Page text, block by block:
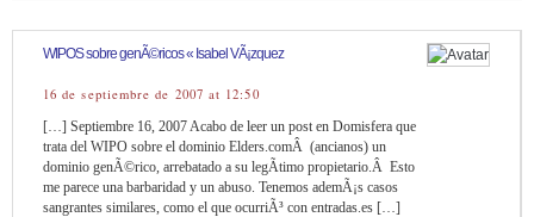
WIPOS sobre genÃ©ricos « Isabel VÃ¡zquez
16 de septiembre de 2007 at 12:50
[…] Septiembre 16, 2007 Acabo de leer un post en Domisfera que
trata del WIPO sobre el dominio Elders.comÂ (ancianos) un
dominio genÃ©rico, arrebatado a su legÃ­timo propietario.Â Esto
me parece una barbaridad y un abuso. Tenemos ademÃ¡s casos
sangrantes similares, como el que ocurriÃ³ con entradas.es […]